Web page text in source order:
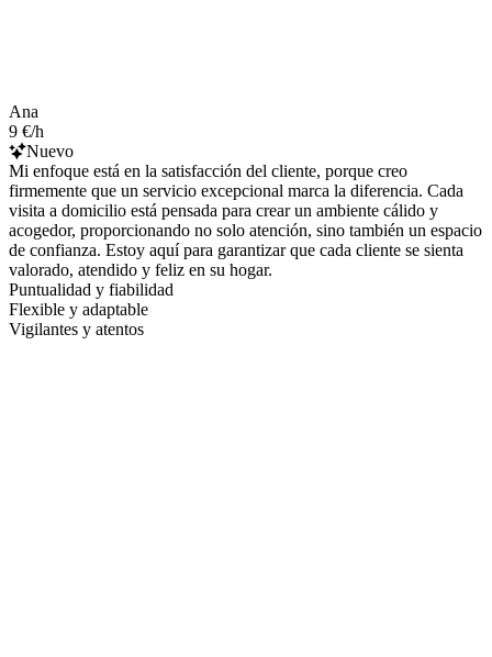
Ana
9 €/h
Nuevo
Mi enfoque está en la satisfacción del cliente, porque creo
firmemente que un servicio excepcional marca la diferencia. Cada
visita a domicilio está pensada para crear un ambiente cálido y
acogedor, proporcionando no solo atención, sino también un espacio
de confianza. Estoy aquí para garantizar que cada cliente se sienta
valorado, atendido y feliz en su hogar.
Puntualidad y fiabilidad
Flexible y adaptable
Vigilantes y atentos